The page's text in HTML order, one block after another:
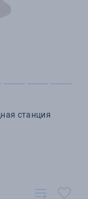
станция